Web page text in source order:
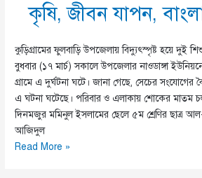
কৃষি,জীবন যাপন,
কুড়িগ্রামের ফুলবাড়ি উপজেলায় বিদ্যুৎস্পৃষ্ট হয়ে দুই
বুধবার (১৭ মার্চ) সকালে উপজেলার নাওডাঙ্গা
গ্রামে এ দুর্ঘটনা ঘটে। জানা গেছে, সেচের সংযোগের
এ ঘটনা ঘটেছে। পরিবার ও এলাকায় শোকের মাতম
দিনমজুর মমিনুল ইসলামের ছেলে ৫ম শ্রেণির ছাত্র
আজিদুল
বিদ্যুৎস্পৃষ্ট
Read More »